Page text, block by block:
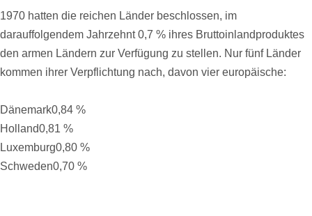
1970 hatten die reichen Länder beschlossen, im
darauffolgendem Jahrzehnt 0,7 % ihres Bruttoinlandproduktes
den armen Ländern zur Verfügung zu stellen. Nur fünf Länder
kommen ihrer Verpflichtung nach, davon vier europäische:
Dänemark0,84 %
Holland0,81 %
Luxemburg0,80 %
Schweden0,70 %